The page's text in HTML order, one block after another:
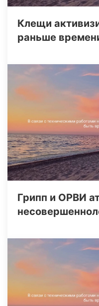
Клещи
раньше
Грипп и ОРВИ